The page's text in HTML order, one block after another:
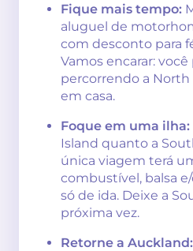
Fique mais tempo:
aluguel de
com desconto para
Vamos encarar:
percorrendo a
em casa.
Foque em uma ilha:
Island quanto a
única viagem terá
combustível, balsa
só de ida. Deixe a
próxima vez.
Retorne a Auckland: